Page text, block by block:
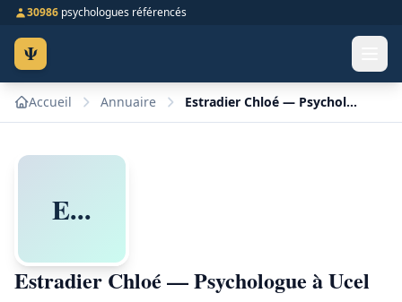
30986 psychologues référencés
Ψ
Accueil Annuaire Estradier Chloé — Psychologue à Ucel
E...
Estradier Chloé — Psychologue à Ucel